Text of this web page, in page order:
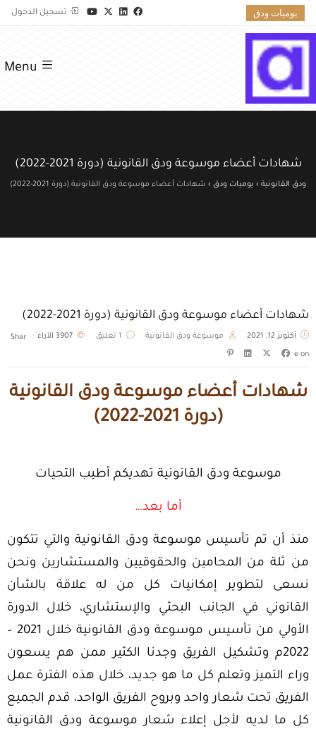
يوميات ودق تسجيل الدخول
Menu
شهادات أعضاء موسوعة ودق القانونية (دورة 2021-2022)
ودق القانونية › يوميات ودق › شهادات أعضاء موسوعة ودق القانونية (دورة 2021-2022)
شهادات أعضاء موسوعة ودق القانونية (دورة 2021-2022)
أكتوبر 12, 2021 موسوعة ودق القانونية 1 تعليق الآراء
Shar
e on
شهادات أعضاء موسوعة ودق القانونية
(دورة 2021-2022)
موسوعة ودق القانونية تهديكم أطيب التحيات
أما بعد…
منذ أن تم تأسيس موسوعة ودق القانونية والتي تتكون
من ثلة من المحامين والحقوقيين والمستشارين ونحن
نسعى لتطوير إمكانيات كل من له علاقة بالشأن
القانوني في الجانب البحثي والإستشاري، خلال الدورة
الأولي من تأسيس موسوعة ودق القانونية خلال 2021 –
2022م وتشكيل الفريق وجدنا الكثير ممن هم يسعون
وراء التميز وتعلم كل ما هو جديد، خلال هذه الفترة عمل
الفريق تحت شعار واحد وبروح الفريق الواحد، قدم الجميع
كل ما لديه لأجل إعلاء شعار موسوعة ودق القانونية